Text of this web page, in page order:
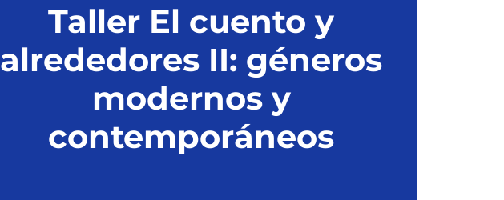
Taller El cuento y
alrededores II: géneros
modernos y
contemporáneos